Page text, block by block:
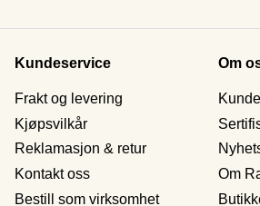
Kundeservice
Frakt og levering
Kjøpsvilkår
Reklamasjon & retur
Kontakt oss
Bestill som virksomhet
Om
Om